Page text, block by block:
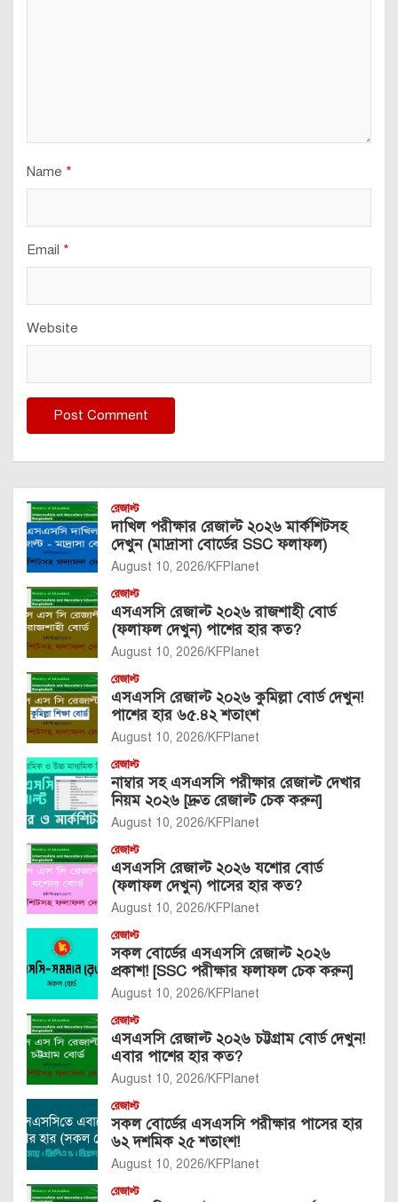
Name *
Email *
Website
রেজাল্ট
দাখিল পরীক্ষার রেজাল্ট ২০২৬ মার্কশিটসহ
দেখুন (মাদ্রাসা বোর্ডের SSC ফলাফল)
August 10, 2026 KFPlanet
রেজাল্ট
এসএসসি রেজাল্ট ২০২৬ রাজশাহী বোর্ড
(ফলাফল দেখুন) পাশের হার কত?
August 10, 2026 KFPlanet
রেজাল্ট
এসএসসি রেজাল্ট ২০২৬ কুমিল্লা বোর্ড দেখুন!
পাশের হার ৬৫.৪২ শতাংশ
August 10, 2026 KFPlanet
রেজাল্ট
নাম্বার সহ এসএসসি পরীক্ষার রেজাল্ট দেখার
নিয়ম ২০২৬ [দ্রুত রেজাল্ট চেক করুন]
August 10, 2026 KFPlanet
রেজাল্ট
এসএসসি রেজাল্ট ২০২৬ যশোর বোর্ড
(ফলাফল দেখুন) পাসের হার কত?
August 10, 2026 KFPlanet
রেজাল্ট
সকল বোর্ডের এসএসসি রেজাল্ট ২০২৬
প্রকাশ! [SSC পরীক্ষার ফলাফল চেক করুন]
August 10, 2026 KFPlanet
রেজাল্ট
এসএসসি রেজাল্ট ২০২৬ চট্টগ্রাম বোর্ড দেখুন!
এবার পাশের হার কত?
August 10, 2026 KFPlanet
রেজাল্ট
সকল বোর্ডের এসএসসি পরীক্ষার পাসের হার
৬২ দশমিক ২৫ শতাংশ!
August 10, 2026 KFPlanet
রেজাল্ট